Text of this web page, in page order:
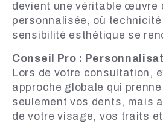
devient une véritable œuvre
personnalisée, où
sensibilité esthétique se
Conseil Pro :
Lors de votre consultation,
approche globale qui
seulement vos dents, mais
de votre visage, vos traits